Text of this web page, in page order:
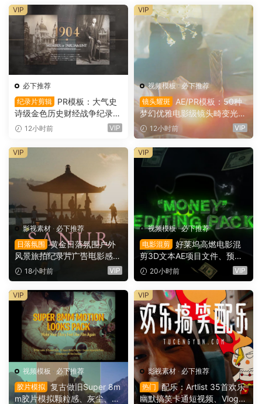
必下推荐
纪录片剪辑
PR模板：大气史
诗级金色历史财经战争纪录片
时间线开场片头（16146）
12小时前 VIP
VIP
视频模板· 必下推荐
镜头耀斑
AE/PR模板：50种
梦幻优雅电影级镜头畸变光学
镜头耀斑折射漏光4K婚礼、
音乐、剪辑转场叠加模板（16
145）
12小时前 VIP
VIP
影视素材 · 必下推荐
日落氛围
黄金日落氛围户外
风景旅拍纪录片广告电影感短
片达芬奇调色节点+LUT调色
预设（16144）
18小时前 VIP
VIP
视频模板·必下推荐
电影混剪 好莱坞高燃电影混
剪3D文本AE项目文件、预
设、效果、项目设置素材包 M
oney” Editing Pack（1614
3）
20小时前 VIP
VIP
视频模板 · 必下推荐
胶片模拟
复古做旧Super 8m
m胶片模拟颗粒感、灰尘、划
VIP
影视素材 · 必下推荐
热门
配乐：Artlist 35首欢乐
幽默搞笑卡通短视频、Vlog、
VIP